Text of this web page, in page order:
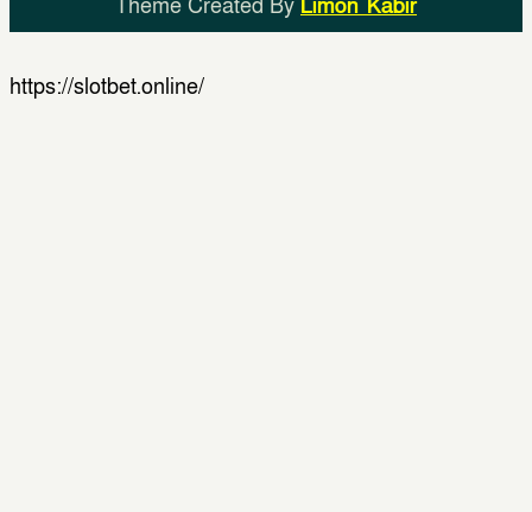
Theme Created By Limon Kabir
https://slotbet.online/